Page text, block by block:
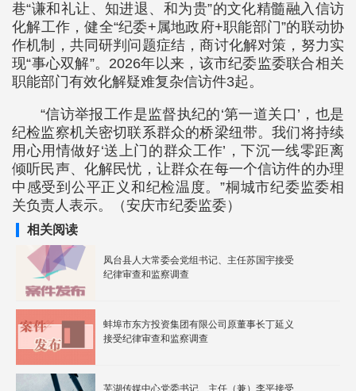
巷“谦和礼让、知进退、和为贵”的文化精髓融入信访
化解工作，健全“纪委+属地政府+职能部门”的联动协
作机制，共同研判问题症结，商讨化解对策，努力实
现“事心双解”。2026年以来，该市纪委监委联合相关
职能部门有效化解疑难复杂信访件3起。
“信访举报工作是监督执纪的‘第一道关口’，也是
纪检监察机关密切联系群众的桥梁纽带。我们将持续
用心用情做好‘送上门的群众工作’，下沉一线零距离
倾听民声、化解民忧，让群众在每一个信访件的办理
中感受到公平正义和纪检温度。”桐城市纪委监委相
关负责人表示。（安庆市纪委监委）
相关阅读
凤台县人大常委会党组书记、主任苏国宇接受
纪律审查和监察调查
蚌埠市东方投资集团有限公司原董事长丁延义
接受纪律审查和监察调查
芜湖传媒中心党委书记、主任（兼）李平接受